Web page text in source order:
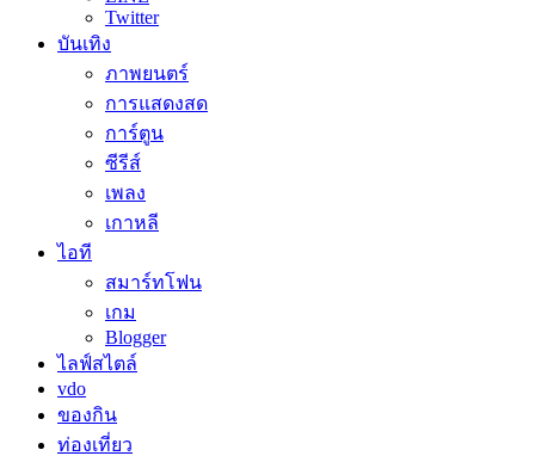
Twitter
บันเทิง
ภาพยนตร์
การแสดงสด
การ์ตูน
ซีรีส์
เพลง
เกาหลี
ไอที
สมาร์ทโฟน
เกม
Blogger
ไลฟ์สไตล์
vdo
ของกิน
ท่องเที่ยว